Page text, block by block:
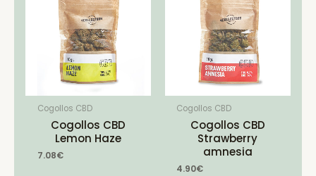
Cogollos CBD
Cogollos CBD
Lemon Haze
7.08€
Cogollos CBD
Cogollos CBD
Strawberry
amnesia
4.90€